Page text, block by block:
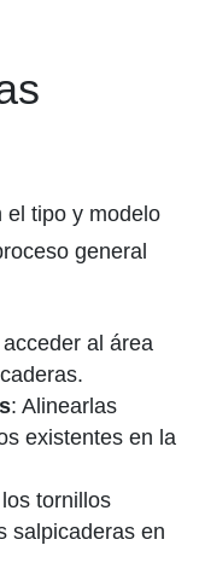
el tipo y modelo
general
al área
: Alinearlas
existentes en la
tornillos
salpicaderas en